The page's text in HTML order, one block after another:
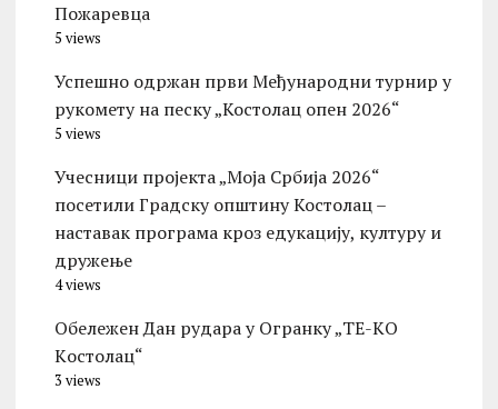
Пожаревца
5 views
Успешно одржан први Међународни турнир у
рукомету на песку „Костолац опен 2026“
5 views
Учесници пројекта „Моја Србија 2026“
посетили Градску општину Костолац –
наставак програма кроз едукацију, културу и
дружење
4 views
Обележен Дан рудара у Огранку „ТЕ-KО
Kостолац“
3 views